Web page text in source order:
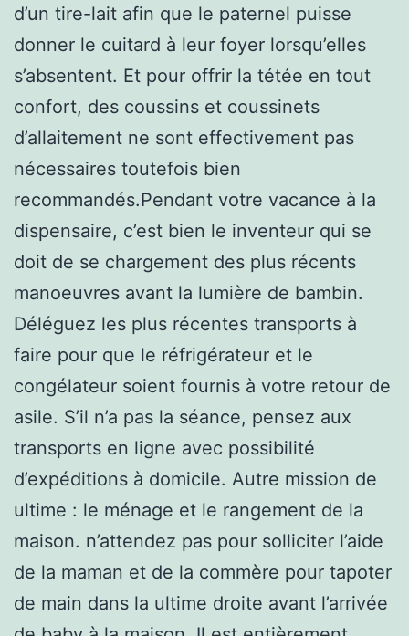
d’un tire-lait afin que le paternel puisse
donner le cuitard à leur foyer lorsqu’elles
s’absentent. Et pour offrir la tétée en tout
confort, des coussins et coussinets
d’allaitement ne sont effectivement pas
nécessaires toutefois bien
recommandés.Pendant votre vacance à la
dispensaire, c’est bien le inventeur qui se
doit de se chargement des plus récents
manoeuvres avant la lumière de bambin.
Déléguez les plus récentes transports à
faire pour que le réfrigérateur et le
congélateur soient fournis à votre retour de
asile. S’il n’a pas la séance, pensez aux
transports en ligne avec possibilité
d’expéditions à domicile. Autre mission de
ultime : le ménage et le rangement de la
maison. n’attendez pas pour solliciter l’aide
de la maman et de la commère pour tapoter
de main dans la ultime droite avant l’arrivée